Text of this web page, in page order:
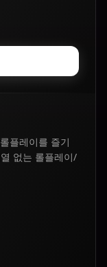
플레이를 즐기
없는 롤플레이/